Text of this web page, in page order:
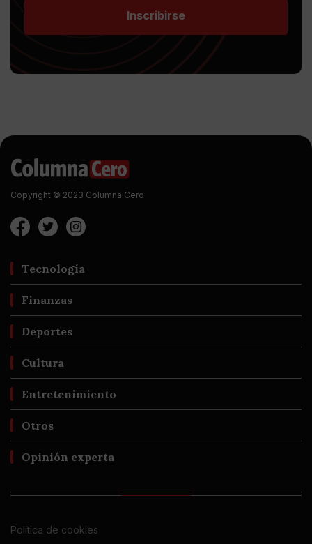
Inscribirse
Copyright © 2023 Columna Cero
Tecnología
Finanzas
Deportes
Cultura
Entretenimiento
Otros
Opinión experta
Política de cookies